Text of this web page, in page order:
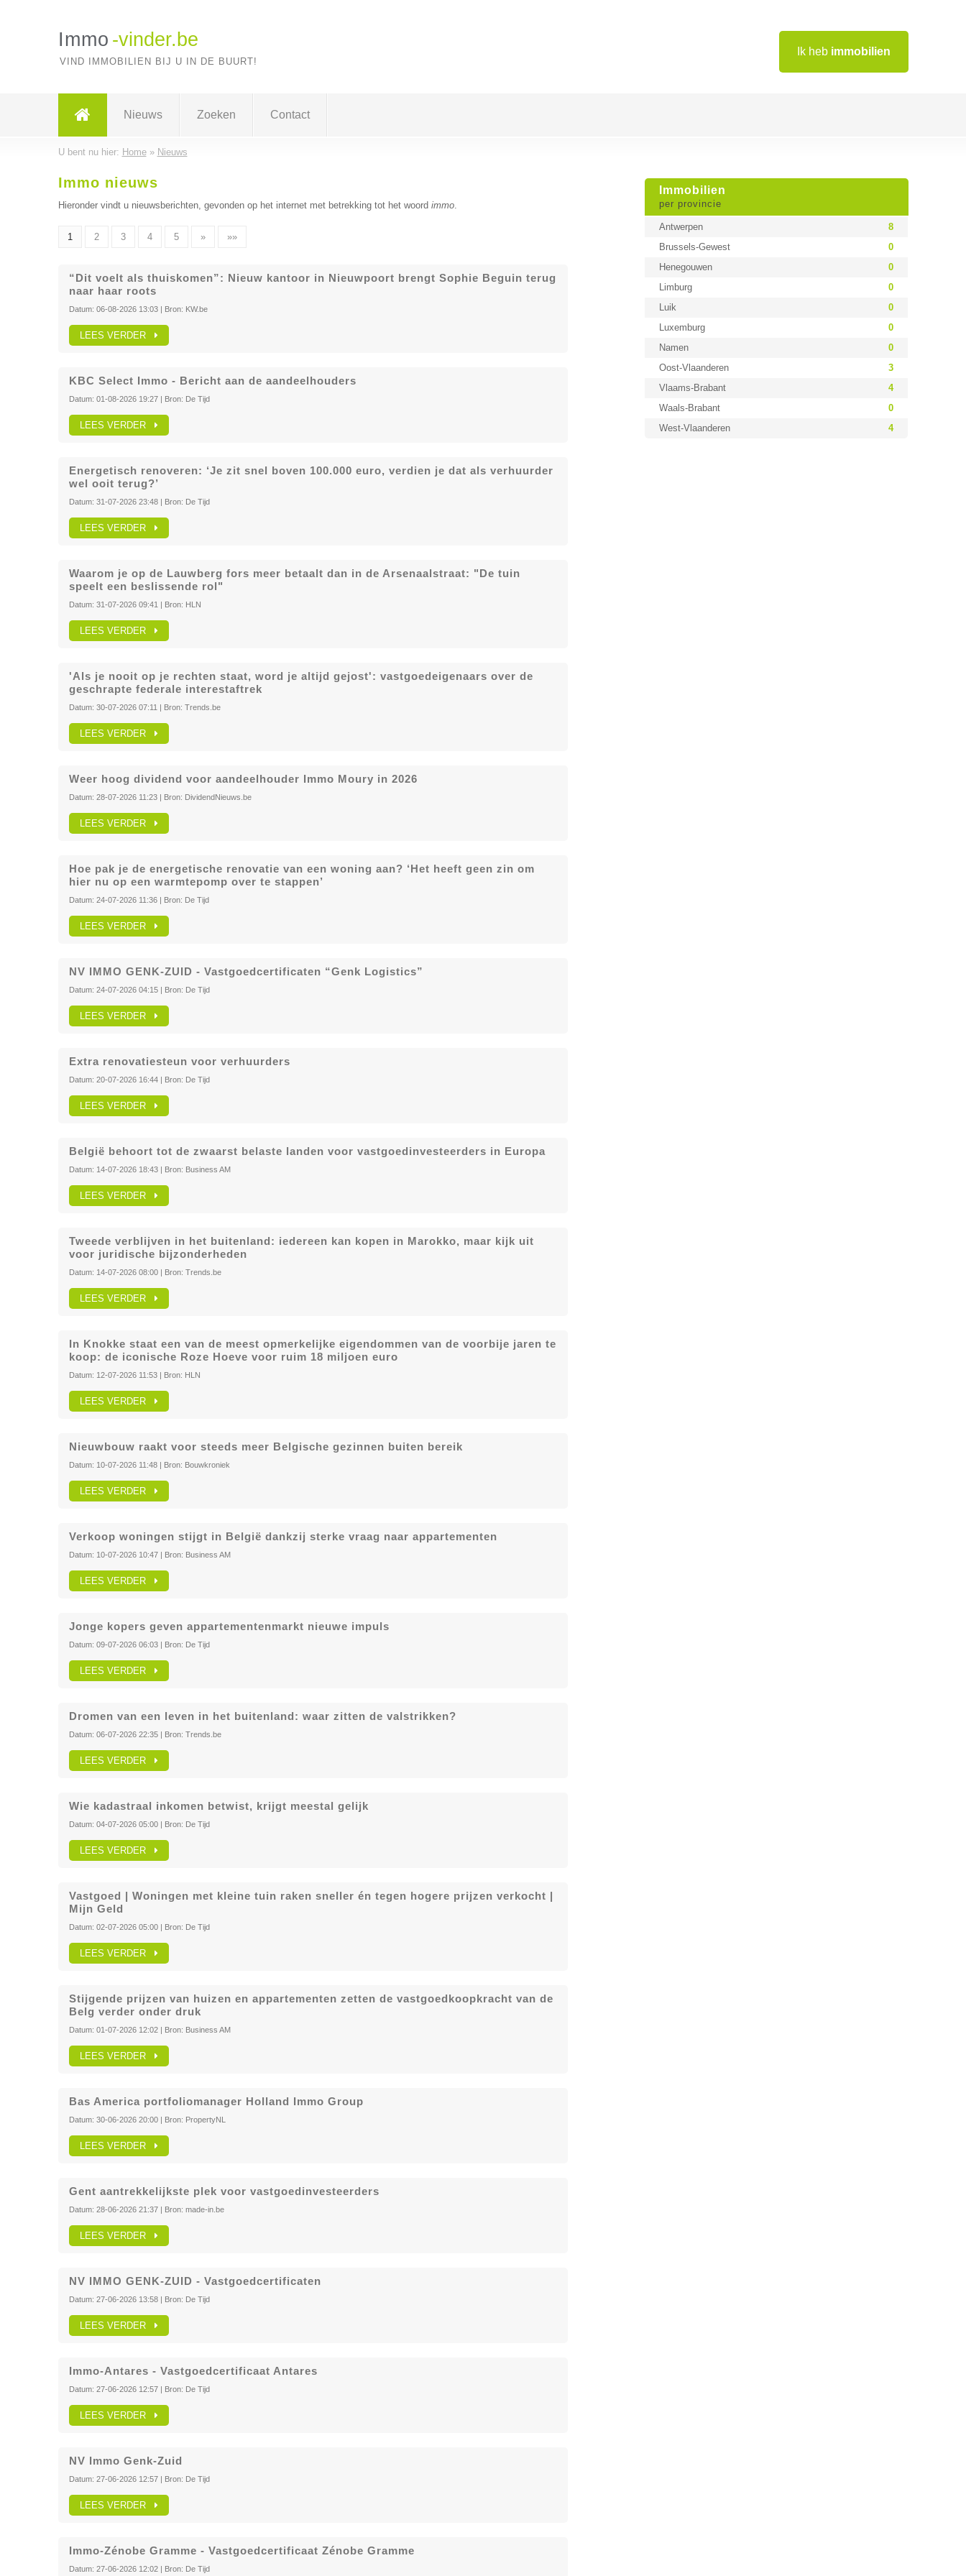
Ik heb immobilien
Immo -vinder.be
VIND IMMOBILIEN BIJ U IN DE BUURT!
Nieuws Zoeken Contact
U bent nu hier: Home» Nieuws
Immobilien
per provincie
Antwerpen
8
Brussels-Gewest
0
Henegouwen
0
Limburg
0
Luik
0
Luxemburg
0
Namen
0
Oost-Vlaanderen
3
Vlaams-Brabant
4
Waals-Brabant
0
West-Vlaanderen
4
Immo nieuws
Hieronder vindt u nieuwsberichten, gevonden op het internet met betrekking tot het woord immo.
1 2 3 4 5 » »»
“Dit voelt als thuiskomen”: Nieuw kantoor in Nieuwpoort brengt Sophie Beguin terug
naar haar roots
Datum: 06-08-2026 13:03| Bron: KW.be
LEES VERDER
KBC Select Immo - Bericht aan de aandeelhouders
Datum: 01-08-2026 19:27| Bron: De Tijd
LEES VERDER
Energetisch renoveren: ‘Je zit snel boven 100.000 euro, verdien je dat als verhuurder
wel ooit terug?’
Datum: 31-07-2026 23:48| Bron: De Tijd
LEES VERDER
Waarom je op de Lauwberg fors meer betaalt dan in de Arsenaalstraat: "De tuin
speelt een beslissende rol"
Datum: 31-07-2026 09:41 | Bron: HLN
LEES VERDER
'Als je nooit op je rechten staat, word je altijd gejost': vastgoedeigenaars over de
geschrapte federale interestaftrek
Datum: 30-07-2026 07:11 | Bron: Trends.be
LEES VERDER
Weer hoog dividend voor aandeelhouder Immo Moury in 2026
Datum: 28-07-2026 11:23| Bron: DividendNieuws.be
LEES VERDER
Hoe pak je de energetische renovatie van een woning aan? ‘Het heeft geen zin om
hier nu op een warmtepomp over te stappen’
Datum: 24-07-2026 11:36| Bron: De Tijd
LEES VERDER
NV IMMO GENK-ZUID - Vastgoedcertificaten “Genk Logistics”
Datum: 24-07-2026 04:15| Bron: De Tijd
LEES VERDER
Extra renovatiesteun voor verhuurders
Datum: 20-07-2026 16:44| Bron: De Tijd
LEES VERDER
België behoort tot de zwaarst belaste landen voor vastgoedinvesteerders in Europa
Datum: 14-07-2026 18:43| Bron: Business AM
LEES VERDER
Tweede verblijven in het buitenland: iedereen kan kopen in Marokko, maar kijk uit
voor juridische bijzonderheden
Datum: 14-07-2026 08:00| Bron: Trends.be
LEES VERDER
In Knokke staat een van de meest opmerkelijke eigendommen van de voorbije jaren te
koop: de iconische Roze Hoeve voor ruim 18 miljoen euro
Datum: 12-07-2026 11:53| Bron: HLN
LEES VERDER
Nieuwbouw raakt voor steeds meer Belgische gezinnen buiten bereik
Datum: 10-07-2026 11:48| Bron: Bouwkroniek
LEES VERDER
Verkoop woningen stijgt in België dankzij sterke vraag naar appartementen
Datum: 10-07-2026 10:47| Bron: Business AM
LEES VERDER
Jonge kopers geven appartementenmarkt nieuwe impuls
Datum: 09-07-2026 06:03| Bron: De Tijd
LEES VERDER
Dromen van een leven in het buitenland: waar zitten de valstrikken?
Datum: 06-07-2026 22:35| Bron: Trends.be
LEES VERDER
Wie kadastraal inkomen betwist, krijgt meestal gelijk
Datum: 04-07-2026 05:00| Bron: De Tijd
LEES VERDER
Vastgoed | Woningen met kleine tuin raken sneller én tegen hogere prijzen verkocht |
Mijn Geld
Datum: 02-07-2026 05:00| Bron: De Tijd
LEES VERDER
Stijgende prijzen van huizen en appartementen zetten de vastgoedkoopkracht van de
Belg verder onder druk
Datum: 01-07-2026 12:02| Bron: Business AM
LEES VERDER
Bas America portfoliomanager Holland Immo Group
Datum: 30-06-2026 20:00| Bron: PropertyNL
LEES VERDER
Gent aantrekkelijkste plek voor vastgoedinvesteerders
Datum: 28-06-2026 21:37| Bron: made-in.be
LEES VERDER
NV IMMO GENK-ZUID - Vastgoedcertificaten
Datum: 27-06-2026 13:58| Bron: De Tijd
LEES VERDER
Immo-Antares - Vastgoedcertificaat Antares
Datum: 27-06-2026 12:57| Bron: De Tijd
LEES VERDER
NV Immo Genk-Zuid
Datum: 27-06-2026 12:57| Bron: De Tijd
LEES VERDER
Immo-Zénobe Gramme - Vastgoedcertificaat Zénobe Gramme
Datum: 27-06-2026 12:02| Bron: De Tijd